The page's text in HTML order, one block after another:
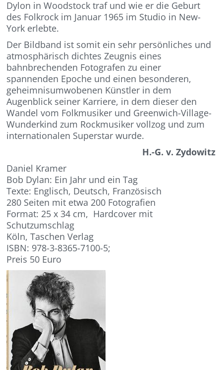
Dylon in Woodstock traf und wie er die Geburt
des Folkrock im Januar 1965 im Studio in New-
York erlebte.
Der Bildband ist somit ein sehr persönliches und
atmosphärisch dichtes Zeugnis eines
bahnbrechenden Fotografen zu einer
spannenden Epoche und einen besonderen,
geheimnisumwobenen Künstler in dem
Augenblick seiner Karriere, in dem dieser den
Wandel vom Folkmusiker und Greenwich-Village-
Wunderkind zum Rockmusiker vollzog und zum
internationalen Superstar wurde.
H.-G. v. Zydowitz
Daniel Kramer
Bob Dylan: Ein Jahr und ein Tag
Texte: Englisch, Deutsch, Französisch
280 Seiten mit etwa 200 Fotografien
Format: 25 x 34 cm, Hardcover mit
Schutzumschlag
Köln, Taschen Verlag
ISBN: 978-3-8365-7100-5;
Preis 50 Euro